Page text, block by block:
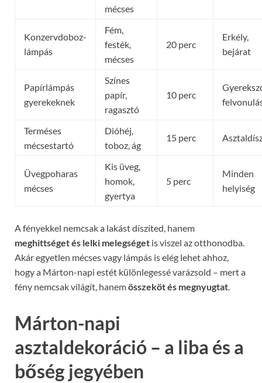
mécses
Konzervdoboz-
lámpás
Fém,
festék,
mécses
20 perc
Erkély,
bejárat
Papírlámpás
gyerekeknek
Színes
papír,
ragasztó
10 perc
Terméses
mécsestartó
Dióhéj,
toboz, ág
15 perc
Üvegpoharas
mécses
Kis üveg,
homok,
gyertya
5 perc
Minden
helyiség
A fényekkel nemcsak a lakást díszíted, hanem
meghittséget és lelki melegséget is viszel az otthonodba.
Akár egyetlen mécses vagy lámpás is elég lehet ahhoz,
hogy a Márton-napi estét különlegessé varázsold – mert a
fény nemcsak világít, hanemösszeköt és megnyugtat.
Márton-napi
asztaldekoráció – a liba és a
bőség jegyében